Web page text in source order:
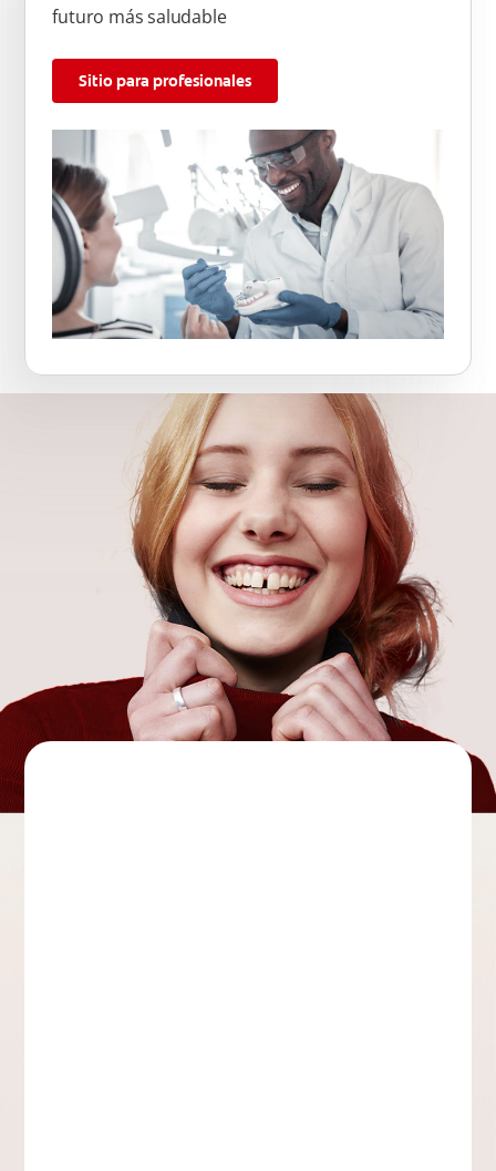
futuro más saludable
Sitio para profesionales